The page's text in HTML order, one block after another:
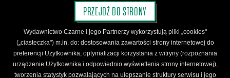
Kup kartę podarunkową
Nota prawna
Regulamin
Polityka prywatności
Regulamin Klubu Czarnego
Regulamin Karty Podarunkowej
PRZEJDŹ DO STRONY
Wydawnictwo Czarne i jego Partnerzy wykorzystują pliki „cookies"
(„ciasteczka") m.in. do: dostosowania zawartości strony internetowej do
preferencji Użytkownika, optymalizacji korzystania z witryny (rozpoznania
urządzenie Użytkownika i odpowiednio wyświetlenia strony internetowej),
tworzenia statystyk pozwalających na ulepszanie struktury serwisu i jego